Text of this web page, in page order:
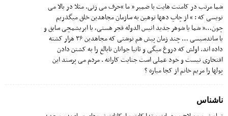
شما مرتب در کامنت هایت با ضمیر ” ما “حرف می زنی. مثلا در بالا می
نویسی که : » از چاپ دهها توهین به سازمان مجاهدین خلق میگذریم
چون…« شما یا شوهر جدید انیس الدوله قجر هستی، یا ابریشمچی سابق و
یا ساندسیسی … چند زمان پیش هم نوشتی که مجاهدین ۳۶ هزار کشته
داده اند. اولش که دروغ میگی و ثانیا جوانان نابالغ را به کشتن دادن
افتخاری نیست و خود عملی است جنایت کارانه . مردم می پرسند این
پولها را مریم خانم از کجا میاره ؟
ناشناس